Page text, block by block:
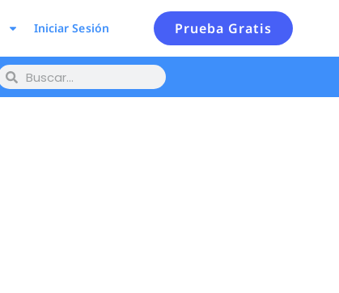
Iniciar Sesión Prueba Gratis